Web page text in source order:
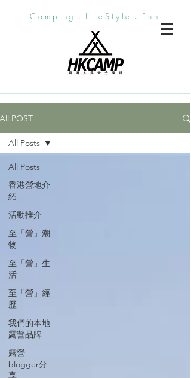
Camping．LifeStyle．Fun
All POST
All Posts
香港營地介
紹
活動推介
至「營」潮
物
至「營」生
活
至「營」經
歷
我們的本地
露營品牌
露營
blogger分
享
All Posts